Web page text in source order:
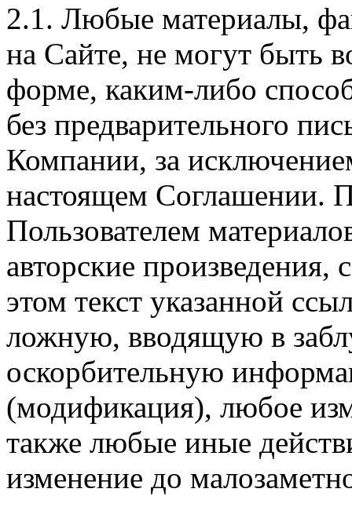
2.1. Любые материалы,
на Сайте, не могут быть
форме, каким-либо
без предварительного
Компании, за
настоящем Соглашении.
Пользователем
авторские произведения,
этом текст указанной
ложную, вводящую в
оскорбительную
(модификация), любое
также любые иные
изменение до